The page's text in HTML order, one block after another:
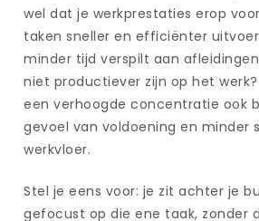
wel dat je werkprestaties erop
taken sneller en efficiënter
minder tijd verspilt aan
niet productiever zijn op het
een verhoogde concentratie ook
gevoel van voldoening en minder
werkvloer.
Stel je eens voor: je zit achter je
gefocust op die ene taak, zonder